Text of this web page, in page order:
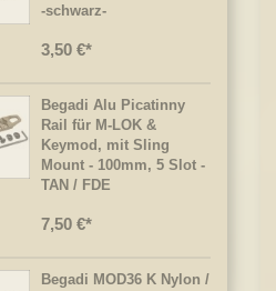
-schwarz-
3,50 €
Begadi Alu Picatinny
Rail für M-LOK &
Keymod, mit Sling
Mount - 100mm, 5 Slot -
TAN / FDE
7,50 €
Begadi MOD36 K Nylon /